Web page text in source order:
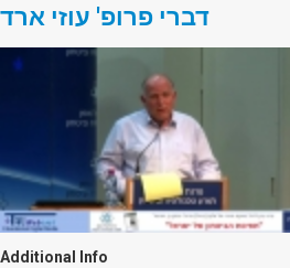
דברי פרופ' עוזי ארד
Additional Info